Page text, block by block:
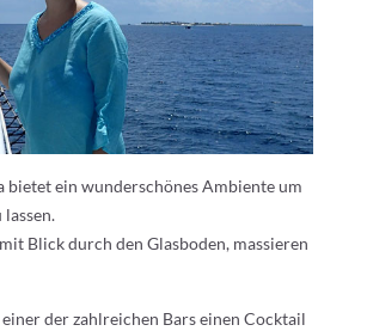
bietet ein wunderschönes Ambiente um
lassen.
Blick durch den Glasboden, massieren
der zahlreichen Bars einen Cocktail